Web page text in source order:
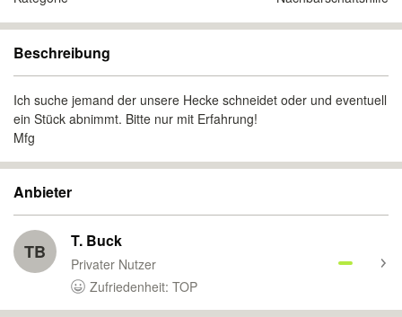
Beschreibung
Ich suche jemand der unsere Hecke schneidet oder und eventuell
ein Stück abnimmt. Bitte nur mit Erfahrung!
Mfg
Anbieter
TB T. Buck
Privater Nutzer
Zufriedenheit: TOP